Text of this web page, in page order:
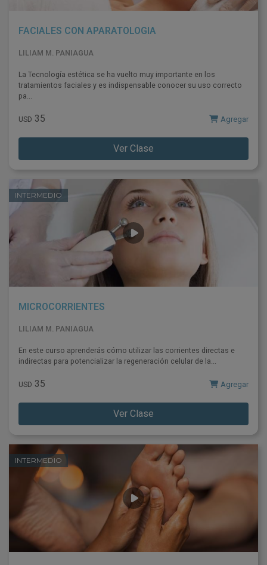
FACIALES CON APARATOLOGIA
LILIAM M. PANIAGUA
La Tecnología estética se ha vuelto muy importante en los
tratamientos faciales y es indispensable conocer su uso correcto
pa...
USD 35 Agregar
Ver Clase
INTERMEDIO
MICROCORRIENTES
LILIAM M. PANIAGUA
En este curso aprenderás cómo utilizar las corrientes directas e
indirectas para potencializar la regeneración celular de la...
USD 35 Agregar
Ver Clase
INTERMEDIO